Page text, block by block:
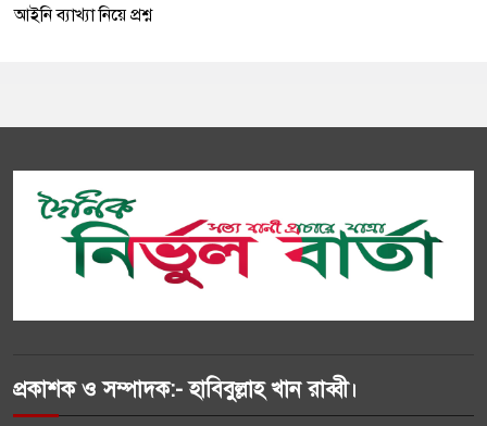
আইনি ব্যাখ্যা নিয়ে প্রশ্ন
প্রকাশক ও সম্পাদক:- হাবিবুল্লাহ খান রাব্বী।